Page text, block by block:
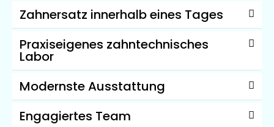
Zahnersatz innerhalb eines Tages
Praxiseigenes zahntechnisches
Labor
Modernste Ausstattung
Engagiertes Team